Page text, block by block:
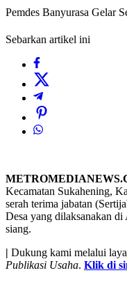
Pemdes Banyurasa Gelar
Sebarkan artikel ini
Kecamatan Sukahening,
serah terima jabatan
Desa yang dilaksanakan
siang.
| Dukung kami melalui
Publikasi Usaha. Klik di